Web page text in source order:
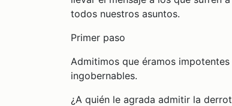
todos nuestros asuntos.
Primer paso
Admitimos que éramos
ingobernables.
¿A quién le agrada admitir la